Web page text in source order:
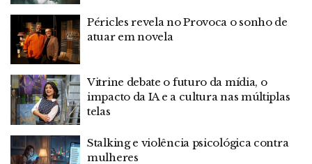
Péricles revela no Provoca o sonho de
atuar em novela
Vitrine debate o futuro da mídia, o
impacto da IA e a cultura nas múltiplas
telas
Stalking e violência psicológica contra
mulheres